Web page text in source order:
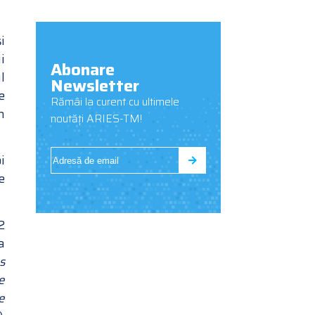
Abonare
Newsletter
Rămâi la curent cu ultimele
noutăți ARIES-TM!